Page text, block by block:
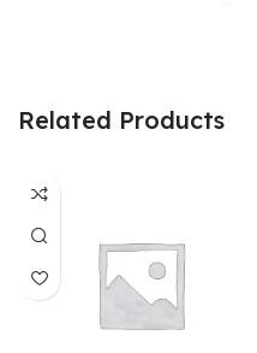
Related Products